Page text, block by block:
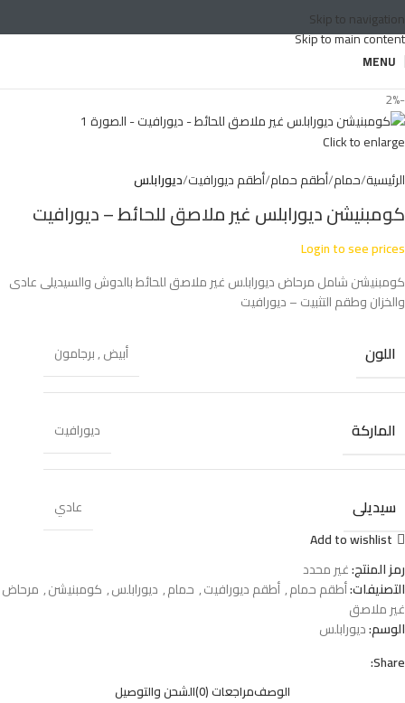
Skip to navigation
Skip to main content
MENU
-2%
Click to enlarge
الرئيسية حمام أطقم حمام أطقم ديورافيت ديورابلس
كومبنيشن ديورابلس غير ملاصق للحائط – ديورافيت
Login to see prices
كومبنيشن شامل مرحاض ديورابلس غير ملاصق للحائط بالدوش والسيديلى عادى
والخزان وطقم التثبيت – ديورافيت
اللون أبيض,برجامون
الماركة ديورافيت
سيديلى
عادي
Add to wishlist
رمز المنتج:غير محدد
التصنيفات:أطقم حمام,أطقم ديورافيت, حمام, ديورابلس, كومبنيشن, مرحاض
غير ملاصق
الوسم:ديورابلس
Share:
الوصفمراجعات (0) الشحن والتوصيل